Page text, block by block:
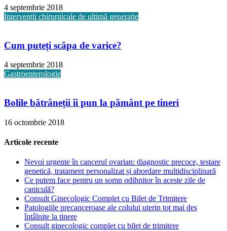
4 septembrie 2018
Intervenții chirurgicale de ultimă generație
Cum puteți scăpa de varice?
4 septembrie 2018
Gastroenterologie
Bolile bătrâneții îi pun la pământ pe tineri
16 octombrie 2018
Articole recente
Nevoi urgente în cancerul ovarian: diagnostic precoce, testare
genetică, tratament personalizat și abordare multidisciplinară
Ce putem face pentru un somn odihnitor în aceste zile de
caniculă?
Consult Ginecologic Complet cu Bilet de Trimitere
Patologiile precanceroase ale colului uterin tot mai des
întâlnite la tinere
Consult ginecologic complet cu bilet de trimitere